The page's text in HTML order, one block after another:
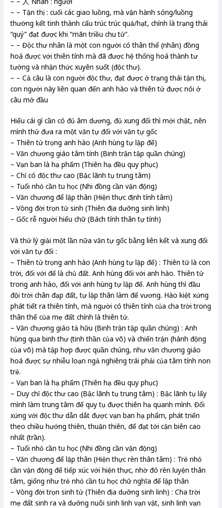
– – Tận thị : cuối các giao luồng, mà vận hành sóng/luồng
thường kết tinh thành cấu trúc trúc quả/hạt, chính là trạng thái
“quý” đạt được khi “mãn triều chu tử”.
– – Độc thư nhân là một con người có thân thể (nhân) đồng
hoá được với thiên tính mà đã được hệ thống hoá thành tư
tưởng và nhận thức xuyên suốt (độc thư).
– – Cả câu là con người độc thư, đạt được ở trạng thái tận thị,
con người này liên quan đến anh hào và thiên tử được nói ở
câu mở đầu
Hiểu cái gì cần có đủ âm dương, đủ xung đối thì mới chặt, nên
mình thử đưa ra một văn tự đối với văn tự gốc
– Thiên tử trọng anh hào (Anh hùng tự lập đế)
– Văn chương giáo tâm tính (Binh trận tập quần chúng)
– Vạn ban là hạ phẩm (Thiên hạ đều quy phục)
– Chỉ có độc thư cao (Bậc lãnh tụ trung tâm)
– Tuổi nhỏ cần tu học (Nhi đồng cần vận động)
– Văn chương để lập thân (Hiện thực định tính tâm)
– Vòng đời trọn tử sinh (Thiên địa dưỡng sinh linh)
– Gốc rễ người hiểu chữ (Bách tính thân tự tính)
Và thử lý giải một lần nữa văn tự gốc bằng liên kết và xung đối
với văn tự đối :
– Thiên tử trọng anh hào (Anh hùng tự lập đế) : Thiên tử là con
trời, đối với đế là chủ đất. Anh hùng đối với anh hào. Thiên tử
trong anh hào, đối với anh hùng tự lập đế. Anh hùng thì đầu
đội trời chân đạp đất, tự lập thân làm đế vương. Hào kiệt xứng
phát tiết ra thiên tính, mà người có thiên tính của cha trời trong
thân thể của mẹ đất chính là thiên tử.
– Văn chương giáo tả hữu (Binh trận tập quần chúng) : Anh
hùng qua binh thư (tinh thần của võ) và chiến trận (hành động
của võ) mà tập hợp được quần chúng, như văn chương giáo
hoá được sự nhiễu loạn ngả nghiêng trái phải của tâm tính non
trẻ.
– Vạn ban là hạ phẩm (Thiên hạ đều quy phục)
– Duy chỉ độc thư cao (Bậc lãnh tụ trung tâm) : Bậc lãnh tụ lấy
mình làm trung tâm để quy tụ được thiên hạ quanh mình. Đối
xứng với độc thư dẫn dắt được vạn ban hạ phẩm, phát triển
theo chiều hướng thiên, thuận thiên, để đạt tới cận biên cao
nhất (trần).
– Tuổi nhỏ cần tu học (Nhi đồng cần vận động)
– Văn chương để lập thân (Hiện thực rèn thân tâm) : Trẻ nhỏ
cần vận động để tiếp xúc với hiện thực, nhờ đó rèn luyện thân
tâm, giống như trẻ nhỏ cần tu học chữ nghĩa để lập thân
– Vòng đời trọn sinh tử (Thiên địa dưỡng sinh linh) : Cha trời
mẹ đất sinh ra và dưỡng nuôi sinh linh vạn vật, sinh linh vạn